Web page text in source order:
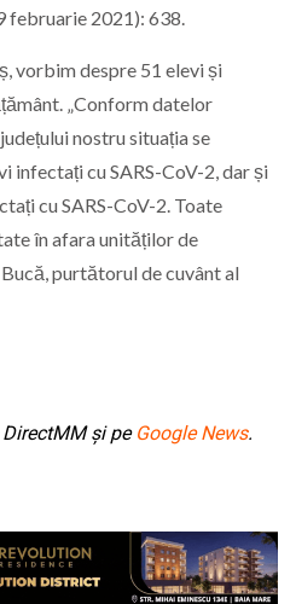
februarie 2021): 638.
vorbim despre 51 elevi și
„Conform datelor
nostru situația se
infectați cu SARS-CoV-2, dar și
cu SARS-CoV-2. Toate
în afara unităților de
purtătorul de cuvânt al
și pe Google News.